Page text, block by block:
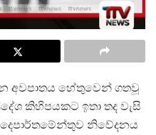
අවපාතය හේතුවෙන් ගතවූ
රදේශ කිහිපයකට ඉතා තද වැසි
යා දෙපාර්තමේන්තුව නිවේදනය